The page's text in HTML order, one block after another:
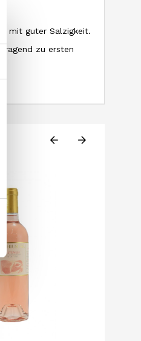
mit guter Salzigkeit.
zu ersten